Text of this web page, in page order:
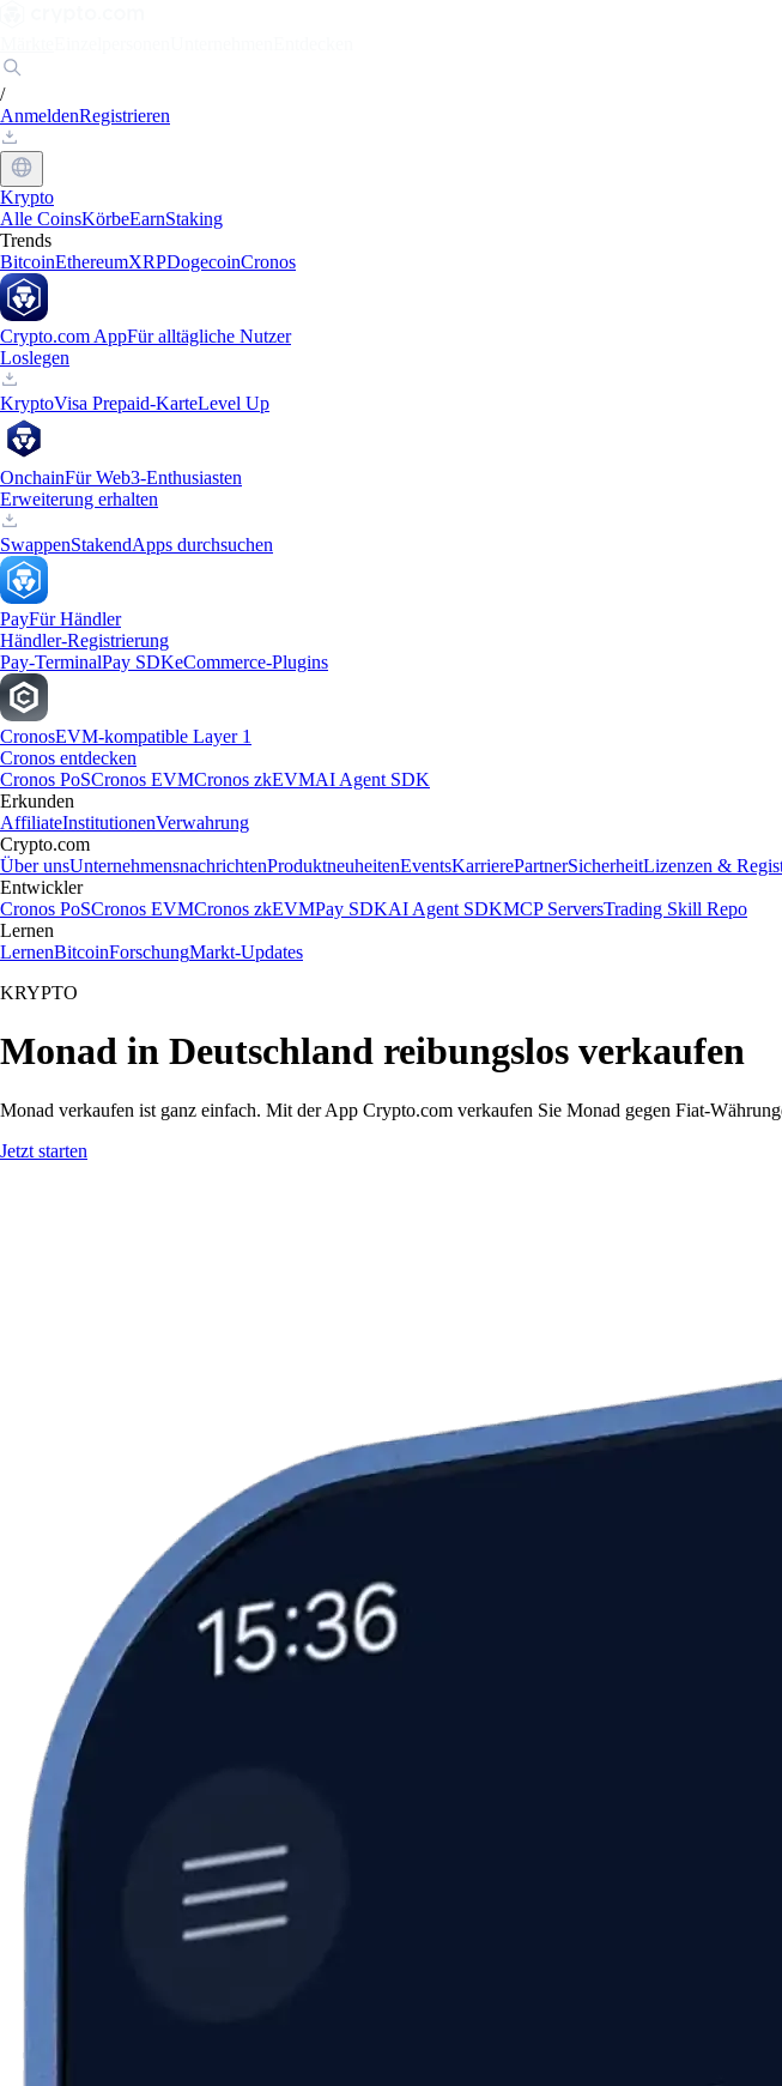
/
AnmeldenRegistrieren
Krypto
Alle CoinsKörbeEarnStaking
Trends
BitcoinEthereumXRPDogecoinCronos
Crypto.com AppFür alltägliche Nutzer
Loslegen
KryptoVisa Prepaid-KarteLevel Up
OnchainFür Web3-Enthusiasten
Erweiterung erhalten
SwappenStakendApps durchsuchen
PayFür Händler
Händler-Registrierung
Pay-TerminalPay SDKeCommerce-Plugins
CronosEVM-kompatible Layer 1
Cronos entdecken
Cronos PoSCronos EVMCronos zkEVMAI Agent SDK
Erkunden
AffiliateInstitutionenVerwahrung
Crypto.com
Über unsUnternehmensnachrichtenProduktneuheitenEventsKarrierePartnerSicherheitLizenzen &
Entwickler
Cronos PoSCronos EVMCronos zkEVMPay SDKAI Agent SDKMCP ServersTrading Skill Repo
Lernen
LernenBitcoinForschungMarkt-Updates
KRYPTO
Monad in Deutschland reibungslos verkaufen
Monad verkaufen ist ganz einfach. Mit der App Crypto.com verkaufen Sie Monad gegen Fiat-
Jetzt starten